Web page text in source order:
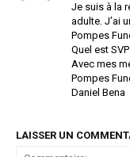
Je suis à la
adulte. J’ai
Pompes
Quel est
Avec mes
Pompes
Daniel Bena
LAISSER UN